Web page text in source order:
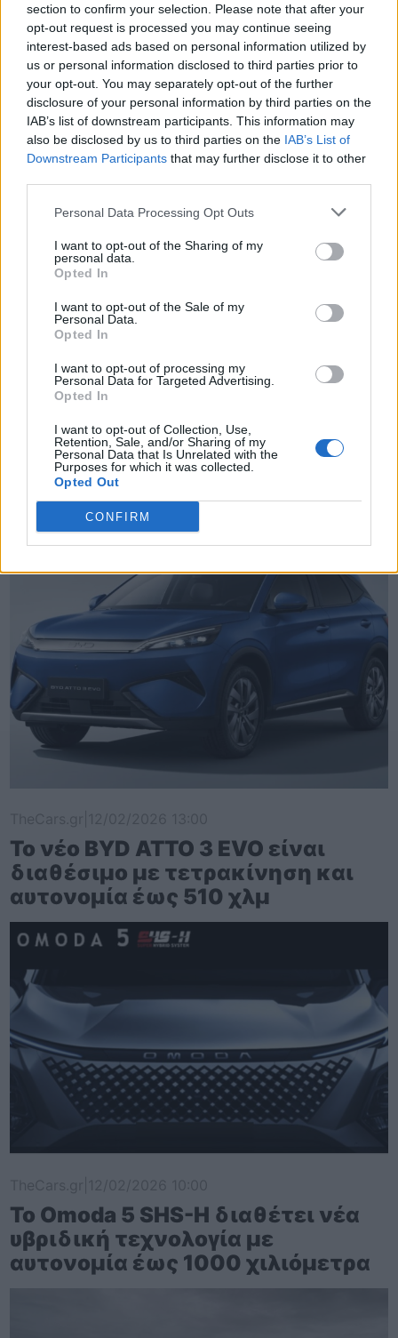
section to confirm your selection. Please note that after your
opt-out request is processed you may continue seeing
interest-based ads based on personal information utilized by
us or personal information disclosed to third parties prior to
your opt-out. You may separately opt-out of the further
disclosure of your personal information by third parties on the
IAB’s list of downstream participants. This information may
also be disclosed by us to third parties on the IAB’s List of
Downstream Participants that may further disclose it to other
Personal Data Processing Opt Outs
I want to opt-out of the Sharing of my
personal data.
Opted In
I want to opt-out of the Sale of my
Personal Data.
Opted In
I want to opt-out of processing my
Personal Data for Targeted Advertising.
Opted In
I want to opt-out of Collection, Use,
Retention, Sale, and/or Sharing of my
Personal Data that Is Unrelated with the
Purposes for which it was collected.
Opted Out
CONFIRM
TheCars.gr|19/02/2026 18:00
Δοκιμάζουμε το οικογενειακό
ηλεκτρικό Omoda 5
TheCars.gr| 16/02/2026 20:00
Η Volkswagen παρουσιάζει το νέο
T-Roc
Το νέο BYD ATTO 3 EVO είναι
διαθέσιμο με τετρακίνηση και
αυτονομία έως 510 χλμ
Το Omoda 5 SHS-H διαθέτει νέα
υβριδική τεχνολογία με
αυτονομία έως 1000 χιλιόμετρα